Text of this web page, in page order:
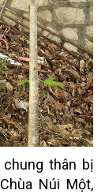
thân bị
Núi Một,